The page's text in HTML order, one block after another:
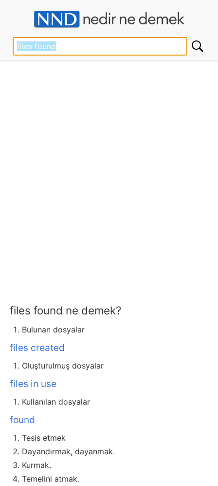
files found ne demek?
Bulunan dosyalar
files created
Oluşturulmuş dosyalar
files in use
Kullanılan dosyalar
found
Tesis etmek
Dayandırmak, dayanmak.
Kurmak.
Temelini atmak.